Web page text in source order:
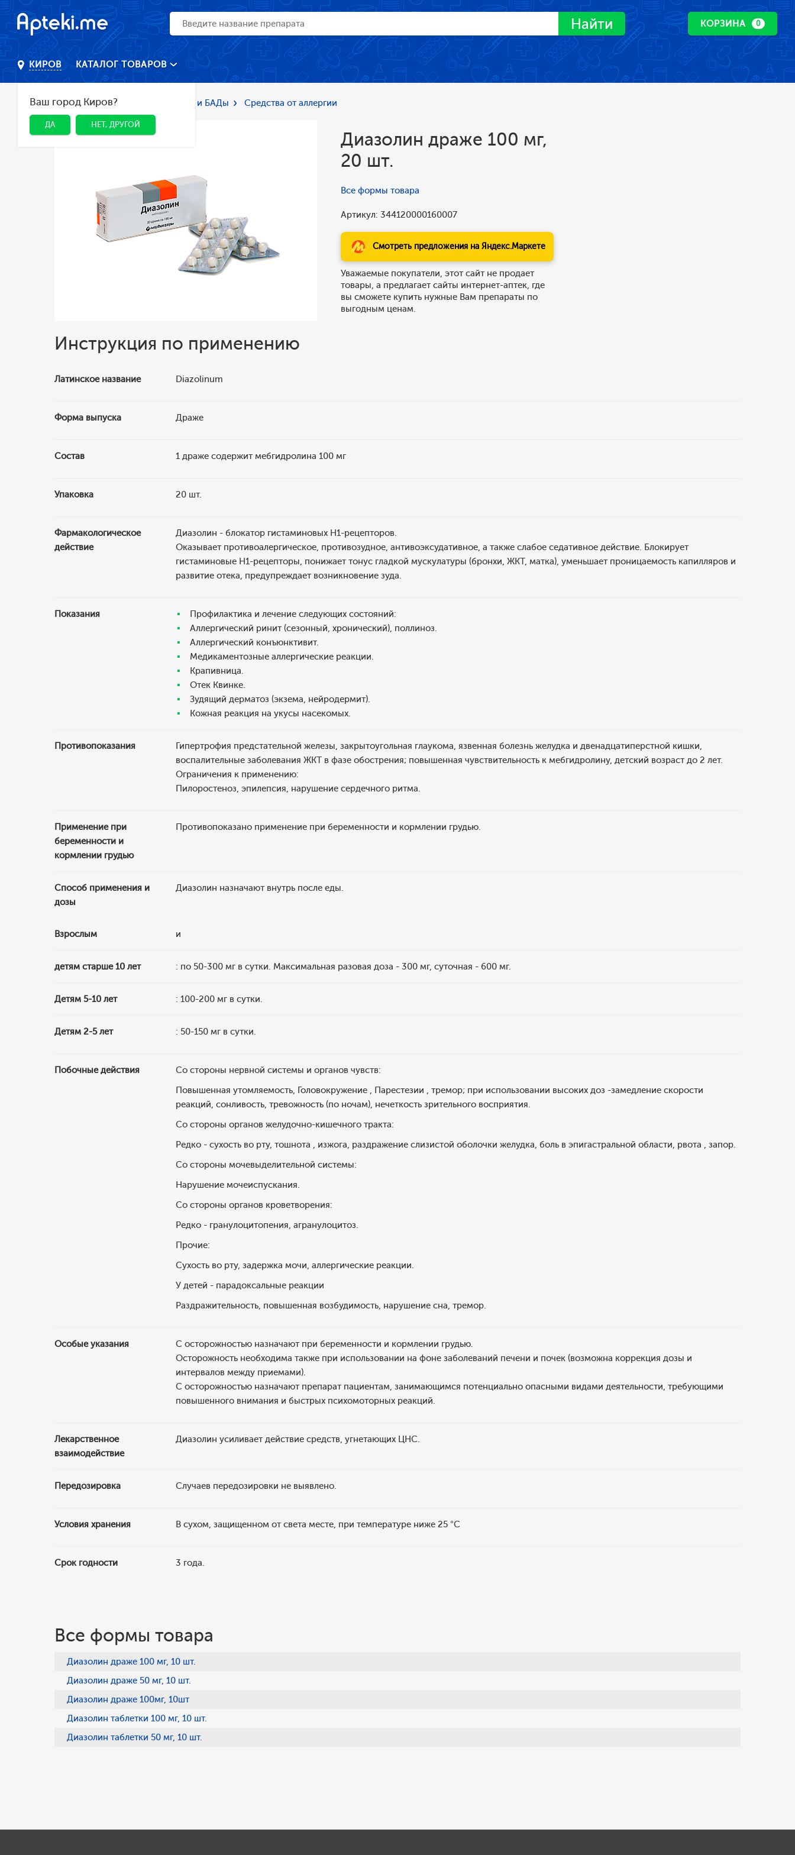
Найти КОРЗИНА 0
КИРОВ
Ваш город Киров?
ДА НЕТ, ДРУГОЙ
КАТАЛОГ ТОВАРОВ
Главная Каталог Лекарства и БАДы Средства от аллергии
Диазолин драже 100 мг,
20 шт.
Все формы товара
Артикул: 344120000160007
Смотреть предложения на Яндекс.Маркете
Уважаемые покупатели, этот сайт не продает
товары, а предлагает сайты интернет-аптек, где
вы сможете купить нужные Вам препараты по
выгодным ценам.
Инструкция по применению
Латинское название Diazolinum
Форма выпуска Драже
Состав 1 драже содержит мебгидролина 100 мг
Упаковка 20 шт.
Фармакологическое
действие
Диазолин - блокатор гистаминовых H1-рецепторов.
Оказывает противоалергическое, противозудное, антивоэксудативное, а также слабое седативное действие. Блокирует
гистаминовые H1-рецепторы, понижает тонус гладкой мускулатуры (бронхи, ЖКТ, матка), уменьшает проницаемость капилляров и
развитие отека, предупреждает возникновение зуда.
Показания
Профилактика и лечение следующих состояний:
Аллергический ринит (сезонный, хронический), поллиноз.
Аллергический конъюнктивит.
Медикаментозные аллергические реакции.
Крапивница.
Отек Квинке.
Зудящий дерматоз (экзема, нейродермит).
Кожная реакция на укусы насекомых.
Противопоказания
Гипертрофия предстательной железы, закрытоугольная глаукома, язвенная болезнь желудка и двенадцатиперстной кишки,
воспалительные заболевания ЖКТ в фазе обострения; повышенная чувствительность к мебгидролину, детский возраст до 2 лет.
Ограничения к применению:
Пилоростеноз, эпилепсия, нарушение сердечного ритма.
Применение при
беременности и
кормлении грудью
Противопоказано применение при беременности и кормлении грудью.
Способ применения и
дозы
Диазолин назначают внутрь после еды.
Взрослым и
детям старше 10 лет : по 50-300 мг в сутки. Максимальная разовая доза - 300 мг, суточная - 600 мг.
Детям 5-10 лет : 100-200 мг в сутки.
Детям 2-5 лет : 50-150 мг в сутки.
Побочные действия
Со стороны нервной системы и органов чувств:
Повышенная утомляемость, Головокружение , Парестезии , тремор; при использовании высоких доз -замедление скорости
реакций, сонливость, тревожность (по ночам), нечеткость зрительного восприятия.
Со стороны органов желудочно-кишечного тракта:
Редко - сухость во рту, тошнота , изжога, раздражение слизистой оболочки желудка, боль в эпигастральной области, рвота , запор.
Со стороны мочевыделительной системы:
Нарушение мочеиспускания.
Со стороны органов кроветворения:
Редко - гранулоцитопения, агранулоцитоз.
Прочие:
Сухость во рту, задержка мочи, аллергические реакции.
У детей - парадоксальные реакции
Раздражительность, повышенная возбудимость, нарушение сна, тремор.
Особые указания
С осторожностью назначают при беременности и кормлении грудью.
Осторожность необходима также при использовании на фоне заболеваний печени и почек (возможна коррекция дозы и
интервалов между приемами).
С осторожностью назначают препарат пациентам, занимающимся потенциально опасными видами деятельности, требующими
повышенного внимания и быстрых психомоторных реакций.
Лекарственное
взаимодействие
Диазолин усиливает действие средств, угнетающих ЦНС.
Передозировка Случаев передозировки не выявлено.
Условия хранения В сухом, защищенном от света месте, при температуре ниже 25 °C
Срок годности 3 года.
Все формы товара
Диазолин драже 100 мг, 10 шт.
Диазолин драже 50 мг, 10 шт.
Диазолин драже 100мг, 10шт
Диазолин таблетки 100 мг, 10 шт.
Диазолин таблетки 50 мг, 10 шт.